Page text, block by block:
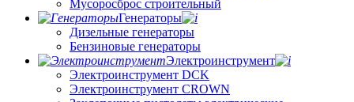
Мусоросброс строительный
Генераторы
Дизельные генераторы
Бензиновые генераторы
Электроинструмент
Электроинструмент DCK
Электроинструмент CROWN